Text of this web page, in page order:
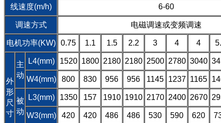
线速度(m/h) 6-60
调速方式 电磁调速或变频调速
电机功率(KW) 0.75 1.1 1.5 2.2 3 4 4
外
形
尺
寸
主
动
L4(mm) 1520 1800 2180 2180 2500 2780 3040
W4(mm) 800 830 956 956 1145 1237 1165
被
动
L3(mm) 1350 157 1910 1910 2170 2400 2670
W3(mm) 420 420 486 486 530 590 620